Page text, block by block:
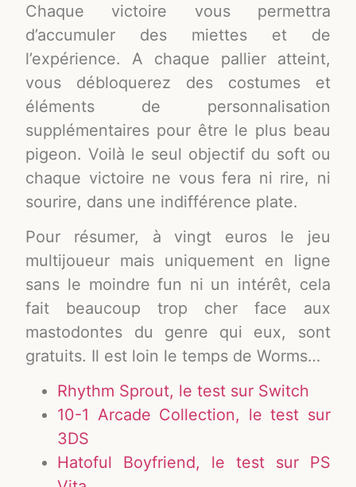
Chaque victoire vous permettra
d’accumuler des miettes et de
l’expérience. A chaque pallier atteint,
vous débloquerez des costumes et
éléments de personnalisation
supplémentaires pour être le plus beau
pigeon. Voilà le seul objectif du soft ou
chaque victoire ne vous fera ni rire, ni
sourire, dans une indifférence plate.
Pour résumer, à vingt euros le jeu
multijoueur mais uniquement en ligne
sans le moindre fun ni un intérêt, cela
fait beaucoup trop cher face aux
mastodontes du genre qui eux, sont
gratuits. Il est loin le temps de Worms…
Rhythm Sprout, le test sur Switch
10-1 Arcade Collection, le test sur
3DS
Hatoful Boyfriend, le test sur PS